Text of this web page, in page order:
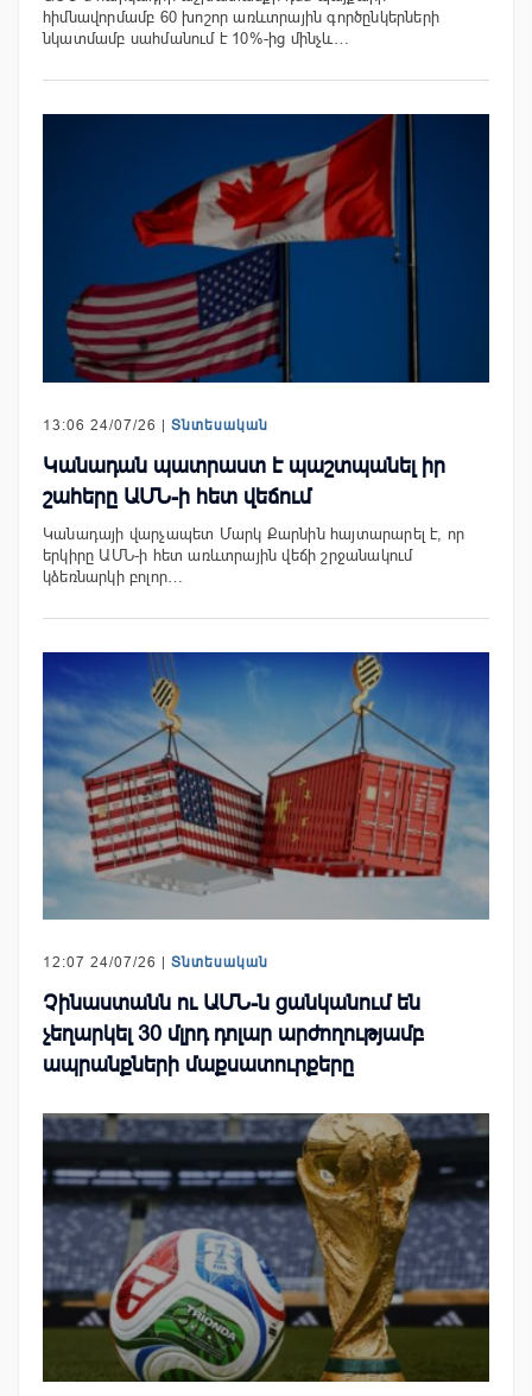
հիմնավորմամբ 60 խոշոր առևտրային գործընկերների
նկատմամբ սահմանում է 10%-ից մինչև…
13:06 24/07/26 | Տնտեսական
Կանադան պատրաստ է պաշտպանել իր
շահերը ԱՄՆ-ի հետ վեճում
Կանադայի վարչապետ Մարկ Քարնին հայտարարել է, որ
երկիրը ԱՄՆ-ի հետ առևտրային վեճի շրջանակում
կձեռնարկի բոլոր…
12:07 24/07/26 | Տնտեսական
Չինաստանն ու ԱՄՆ-ն ցանկանում են
չեղարկել 30 մլրդ դոլար արժողությամբ
ապրանքների մաքսատուրքերը